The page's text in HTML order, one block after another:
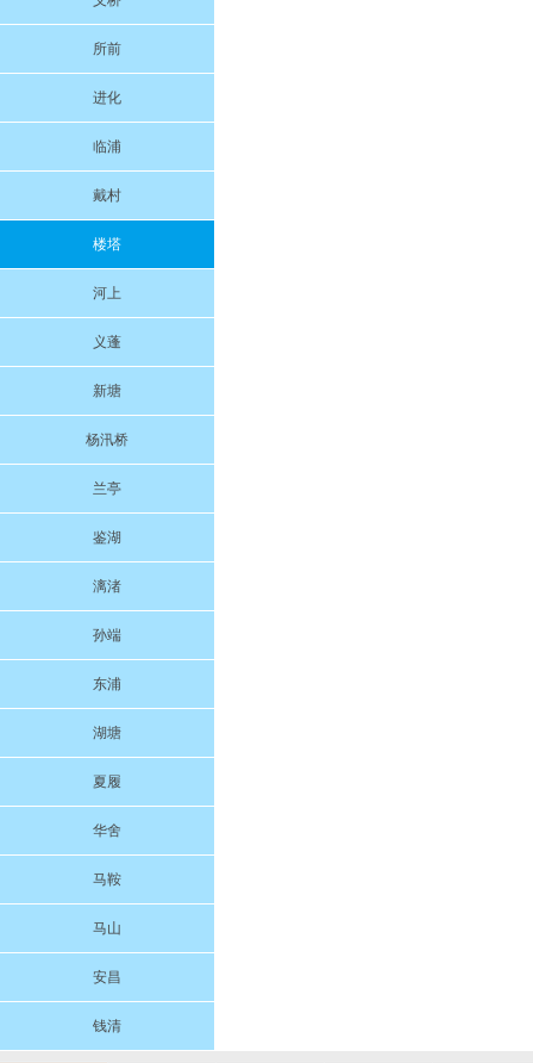
所前
进化
临浦
戴村
楼塔
河上
义蓬
新塘
杨汛桥
兰亭
鉴湖
漓渚
孙端
东浦
湖塘
夏履
华舍
马鞍
马山
安昌
钱清